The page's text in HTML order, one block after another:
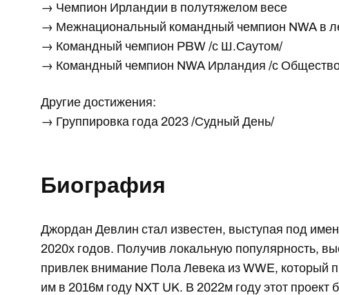
→ Чемпион Ирландии в полутяжелом весе
→ Межнациональный командный чемпион NWA в
→ Командный чемпион PBW /с Ш.Саутом/
→ Командный чемпион NWA Ирландия /с
Другие достижения:
→ Группировка года 2023 /Судный День/
Биография
Джордан Девлин стал известен, выступая под
2020х годов. Получив локальную популярность,
привлек внимание Пола Левека из WWE, который
им в 2016м году NXT UK. В 2022м году этот проект